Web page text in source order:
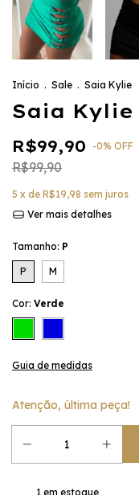
Início . Sale . Saia Kylie
Saia Kylie
R$99,90 -0% OFF
R$99,90
5 x de R$19,98 sem juros
Ver mais detalhes
Tamanho: P
P M
Cor: Verde
Guia de medidas
Atenção, última peça!
1em estoque